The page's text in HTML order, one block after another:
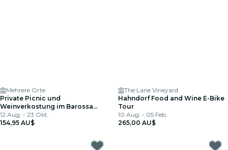
Mehrere Orte
Private Picnic und
Weinverkostung im Barossa
Valley
12 Aug. - 23 Okt.
154,95 AU$
The Lane Vineyard
Hahndorf Food and Wine E-Bike
Tour
10 Aug. - 05 Feb.
265,00 AU$